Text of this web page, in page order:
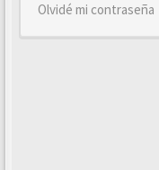
Olvidé mi contraseña